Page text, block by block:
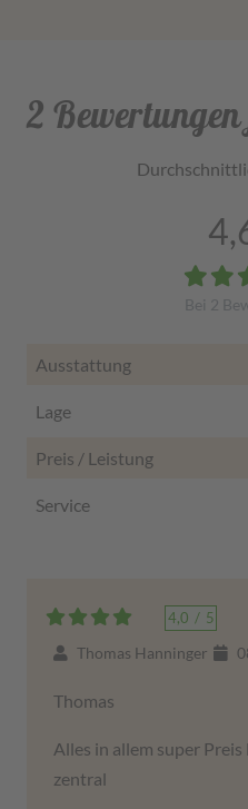
2
Bei 2
Ausstattung
Lage
Preis / Leistung
Service
4,0 / 5
Thomas Hanninger
Thomas
Alles in allem super
zentral